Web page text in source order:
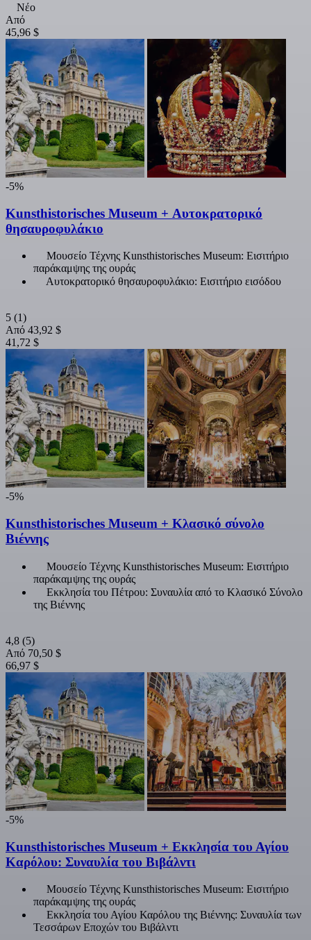
Νέο
Από
45,96 $
-5%
Kunsthistorisches Museum + Αυτοκρατορικό
θησαυροφυλάκιο
Μουσείο Τέχνης Kunsthistorisches Museum: Εισιτήριο
παράκαμψης της ουράς
Αυτοκρατορικό θησαυροφυλάκιο: Εισιτήριο εισόδου
5 (1)
Από 43,92 $
41,72 $
-5%
Kunsthistorisches Museum + Κλασικό σύνολο
Βιέννης
Μουσείο Τέχνης Kunsthistorisches Museum: Εισιτήριο
παράκαμψης της ουράς
Εκκλησία του Πέτρου: Συναυλία από το Κλασικό Σύνολο
της Βιέννης
4,8 (5)
Από 70,50 $
66,97 $
-5%
Kunsthistorisches Museum + Εκκλησία του Αγίου
Καρόλου: Συναυλία του Βιβάλντι
Μουσείο Τέχνης Kunsthistorisches Museum: Εισιτήριο
παράκαμψης της ουράς
Εκκλησία του Αγίου Καρόλου της Βιέννης: Συναυλία των
Τεσσάρων Εποχών του Βιβάλντι